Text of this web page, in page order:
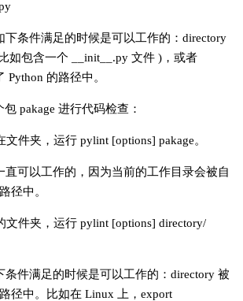
下条件满足的时候是可以工作的：directory
如包含一个 __init__.py 文件 )，或者
Python 的路径中。
pakage 进行代码检查：
件夹，运行 pylint [options] pakage。
直可以工作的，因为当前的工作目录会被自
径中。
文件夹，运行 pylint [options] directory/
条件满足的时候是可以工作的：directory 被
径中。比如在 Linux 上，export